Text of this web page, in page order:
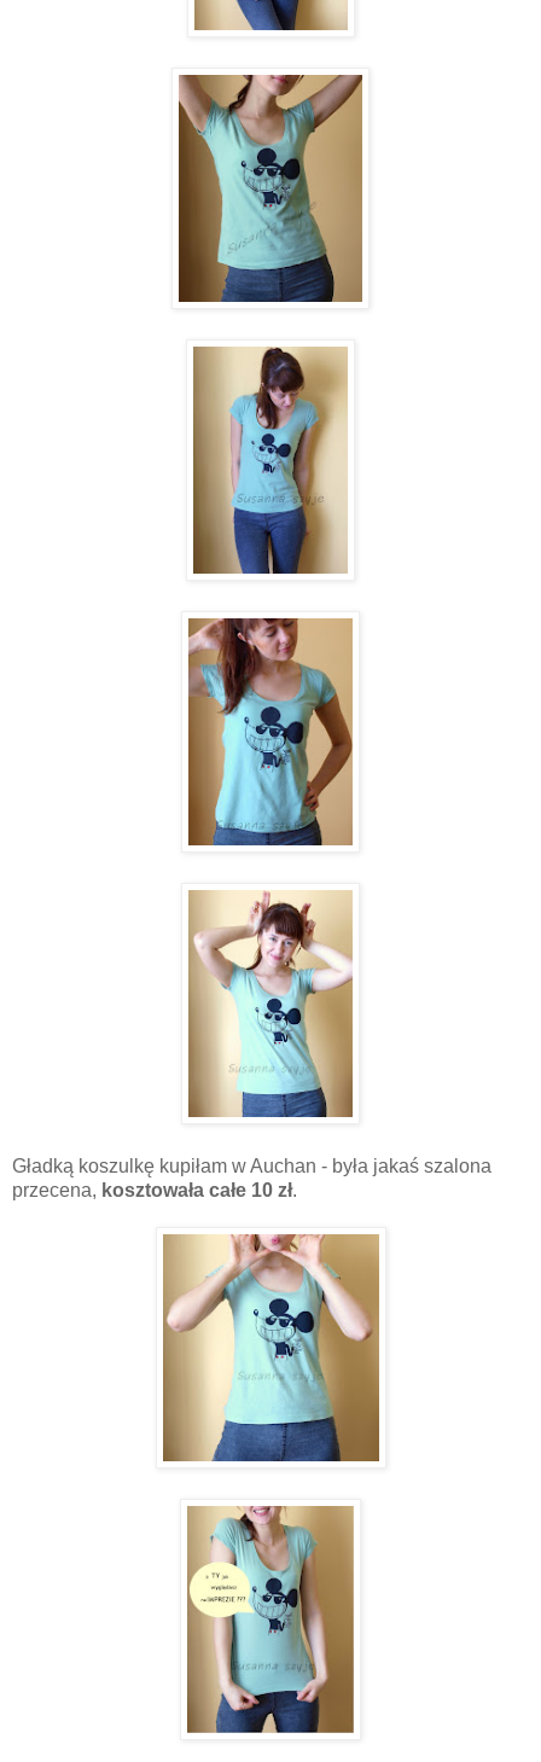
Gładką koszulkę kupiłam w Auchan - była jakaś szalona
przecena, kosztowała całe 10 zł.